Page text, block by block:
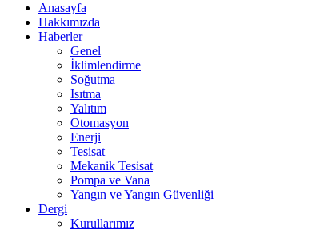
Anasayfa
Hakkımızda
Haberler
Genel
İklimlendirme
Soğutma
Isıtma
Yalıtım
Otomasyon
Enerji
Tesisat
Mekanik Tesisat
Pompa ve Vana
Yangın ve Yangın Güvenliği
Dergi
Kurullarımız